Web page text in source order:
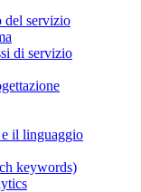
del servizio
di servizio
il linguaggio
keywords)